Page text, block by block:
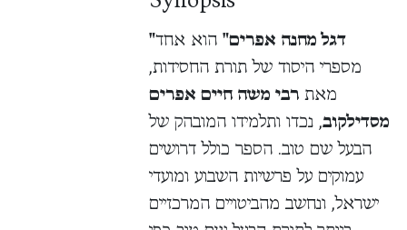
"דגל מחנה אפרים"הוא אחד
מספרי היסוד של תורת החסידות,
מאת רבי משה חיים אפרים
מסדילקוב, נכדו ותלמידו המובהק של
הבעל שם טוב. הספר כולל דרושים
עמוקים על פרשיות השבוע ומועדי
ישראל, ונחשב מהביטויים המרכזיים